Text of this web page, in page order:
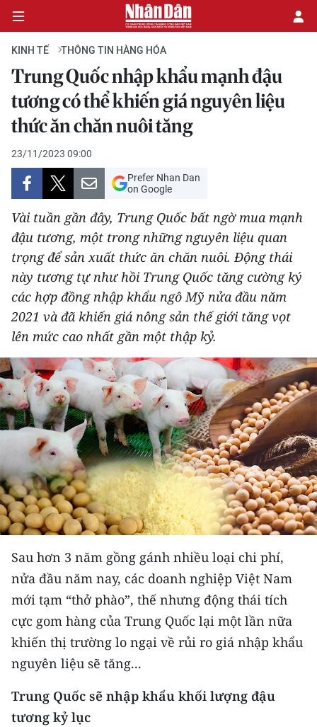
CHÍNH TRỊ
KINH TẾ
VĂN HÓA
XÃ HỘI
PHÁP LUẬT
DU LỊCH
THẾ GIỚI
THỂ THAO
GIÁO DỤC
Y TẾ
KHOA HỌC - CÔNG NGHỆ
MÔI TRƯỜNG
BẠN ĐỌC
KIỂM CHỨNG THÔNG TIN
TRI THỨC CHUYÊN SÂU
54 DÂN TỘC VIỆT NAM
CHƯƠNG TRÌNH OCOP - MỖI XÃ
MỘT SẢN PHẨM
RADIO
KINH TẾ THÔNG TIN HÀNG HÓA
Trung Quốc nhập khẩu mạnh đậu
tương có thể khiến giá nguyên liệu
thức ăn chăn nuôi tăng
23/11/2023 09:00
Prefer Nhan Dan
on Google
Vài tuần gần đây, Trung Quốc bất ngờ mua mạnh
đậu tương, một trong những nguyên liệu quan
trọng để sản xuất thức ăn chăn nuôi. Động thái
này tương tự như hồi Trung Quốc tăng cường ký
các hợp đồng nhập khẩu ngô Mỹ nửa đầu năm
2021 và đã khiến giá nông sản thế giới tăng vọt
lên mức cao nhất gần một thập kỷ.
Sau hơn 3 năm gồng gánh nhiều loại chi phí,
nửa đầu năm nay, các doanh nghiệp Việt Nam
mới tạm “thở phào”, thế nhưng động thái tích
cực gom hàng của Trung Quốc lại một lần nữa
khiến thị trường lo ngại về rủi ro giá nhập khẩu
nguyên liệu sẽ tăng...
Trung Quốc sẽ nhập khẩu khối lượng đậu
tương kỷ lục